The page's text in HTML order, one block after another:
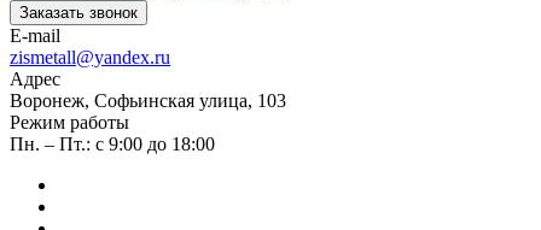
Заказать звонок
E-mail
zismetall@yandex.ru
Адрес
Воронеж, Софьинская улица, 103
Режим работы
Пн. – Пт.: с 9:00 до 18:00